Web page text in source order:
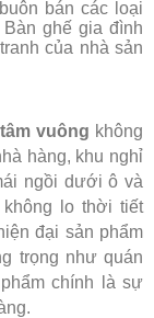
bán các loại
ghế gia đình
của nhà sản
vuông không
hàng, khu nghỉ
ngồi dưới ô và
không lo thời tiết
đại sản phẩm
trọng như quán
chính là sự